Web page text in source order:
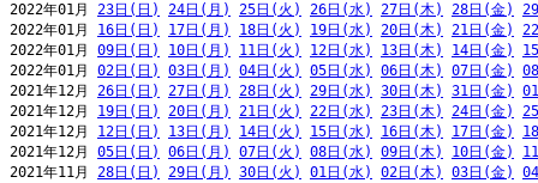
2022年01月 23日(日) 24日(月) 25日(火) 26日(水) 27日(木) 28日(金)
2022年01月 16日(日) 17日(月) 18日(火) 19日(水) 20日(木) 21日(金)
2022年01月 09日(日) 10日(月) 11日(火) 12日(水) 13日(木) 14日(金)
2022年01月 02日(日) 03日(月) 04日(火) 05日(水) 06日(木) 07日(金)
2021年12月 26日(日) 27日(月) 28日(火) 29日(水) 30日(木) 31日(金)
2021年12月 19日(日) 20日(月) 21日(火) 22日(水) 23日(木) 24日(金)
2021年12月 12日(日) 13日(月) 14日(火) 15日(水) 16日(木) 17日(金)
2021年12月 05日(日) 06日(月) 07日(火) 08日(水) 09日(木) 10日(金)
2021年11月 28日(日) 29日(月) 30日(火) 01日(水) 02日(木) 03日(金)